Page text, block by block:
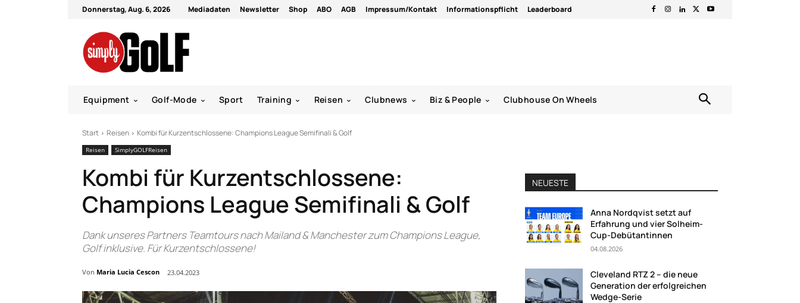
Donnerstag, Aug. 6, 2026 Mediadaten Newsletter Shop ABO AGB Impressum/Kontakt Informationspflicht Leaderboard
Equipment Golf-Mode Sport Training Reisen Clubnews Biz & People Clubhouse On Wheels
Start Reisen Kombi für Kurzentschlossene: Champions League Semifinali & Golf
Reisen SimplyGOLFReisen
Kombi für Kurzentschlossene:
Champions League Semifinali & Golf
Dank unseres Partners Teamtours nach Mailand & Manchester zum Champions League,
Golf inklusive. Für Kurzentschlossene!
Von Maria Lucia Cescon 23.04.2023
NEUESTE
Anna Nordqvist setzt auf
Erfahrung und vier Solheim-
Cup-Debütantinnen
04.08.2026
Cleveland RTZ 2 – die neue
Generation der erfolgreichen
Wedge-Serie